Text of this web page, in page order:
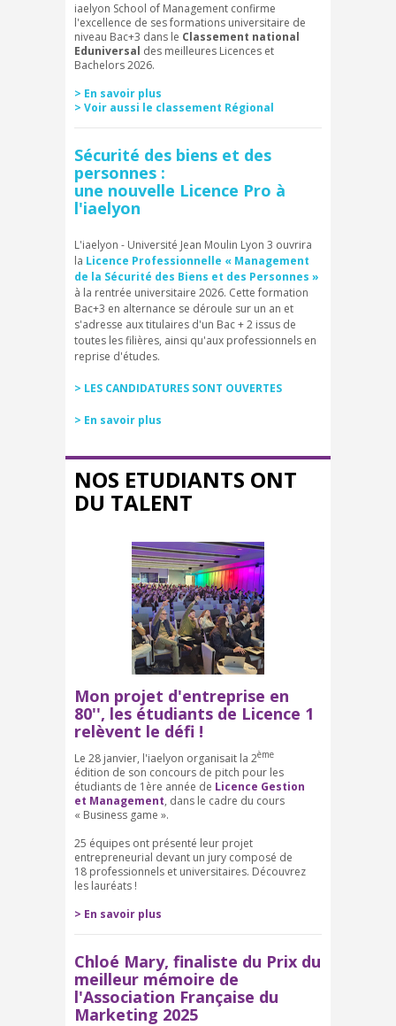
iaelyon School of Management confirme
l'excellence de ses formations universitaire de
niveau Bac+3 dans le Classement national
Eduniversal des meilleures Licences et
Bachelors 2026.
> En savoir plus
> Voir aussi le classement Régional
Sécurité des biens et des
personnes :
une nouvelle Licence Pro à
l'iaelyon
L'iaelyon - Université Jean Moulin Lyon 3 ouvrira
la Licence Professionnelle « Management
de la Sécurité des Biens et des Personnes »
à la rentrée universitaire 2026. Cette formation
Bac+3 en alternance se déroule sur un an et
s'adresse aux titulaires d'un Bac + 2 issus de
toutes les filières, ainsi qu'aux professionnels en
reprise d'études.
> LES CANDIDATURES SONT OUVERTES
> En savoir plus
NOS ETUDIANTS ONT
DU TALENT
Mon projet d'entreprise en
80'', les étudiants de Licence 1
relèvent le défi !
Le 28 janvier, l'iaelyon organisait la 2ème
édition de son concours de pitch pour les
étudiants de 1ère année de Licence Gestion
et Management, dans le cadre du cours
« Business game ».
25 équipes ont présenté leur projet
entrepreneurial devant un jury composé de
18 professionnels et universitaires. Découvrez
les lauréats !
> En savoir plus
Chloé Mary, finaliste du Prix du
meilleur mémoire de
l'Association Française du
Marketing 2025